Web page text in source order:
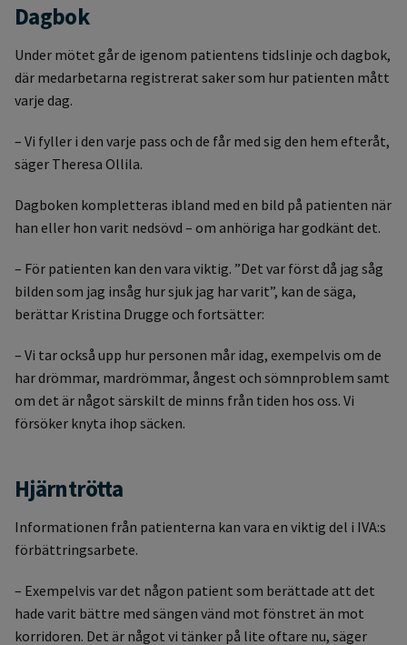
Dagbok
Under mötet går de igenom patientens tidslinje och dagbok,
där medarbetarna registrerat saker som hur patienten mått
varje dag.
– Vi fyller i den varje pass och de får med sig den hem efteråt,
säger Theresa Ollila.
Dagboken kompletteras ibland med en bild på patienten när
han eller hon varit nedsövd – om anhöriga har godkänt det.
– För patienten kan den vara viktig. ”Det var först då jag såg
bilden som jag insåg hur sjuk jag har varit”, kan de säga,
berättar Kristina Drugge och fortsätter:
– Vi tar också upp hur personen mår idag, exempelvis om de
har drömmar, mardrömmar, ångest och sömnproblem samt
om det är något särskilt de minns från tiden hos oss. Vi
försöker knyta ihop säcken.
Hjärntrötta
Informationen från patienterna kan vara en viktig del i IVA:s
förbättringsarbete.
– Exempelvis var det någon patient som berättade att det
hade varit bättre med sängen vänd mot fönstret än mot
korridoren. Det är något vi tänker på lite oftare nu, säger